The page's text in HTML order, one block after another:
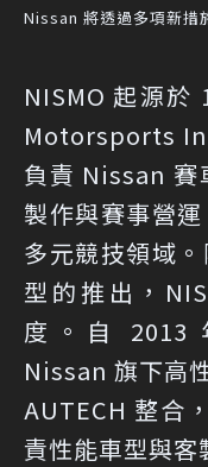
Nissan 將透過多項新措
NISMO 起源於
Motorsports
負責 Nissan 賽
製作與賽事營
多元競技領域
型的推出，
度。自 2013
Nissan 旗下高
AUTECH 整合
責性能車型與客